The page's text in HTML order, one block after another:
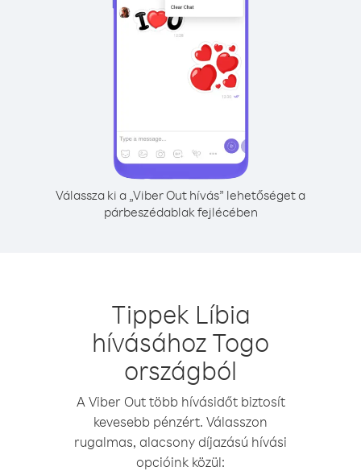
Válassza ki a „Viber Out hívás” lehetőséget a
párbeszédablak fejlécében
Tippek Líbia
hívásához Togo
országból
A Viber Out több hívásidőt biztosít
kevesebb pénzért. Válasszon
rugalmas, alacsony díjazású hívási
opcióink közül: